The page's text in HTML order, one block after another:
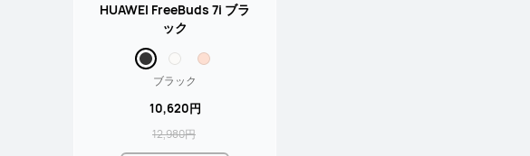
HUAWEI FreeBuds 7i ブラ
ック
ブラック
10,620円
12,980円